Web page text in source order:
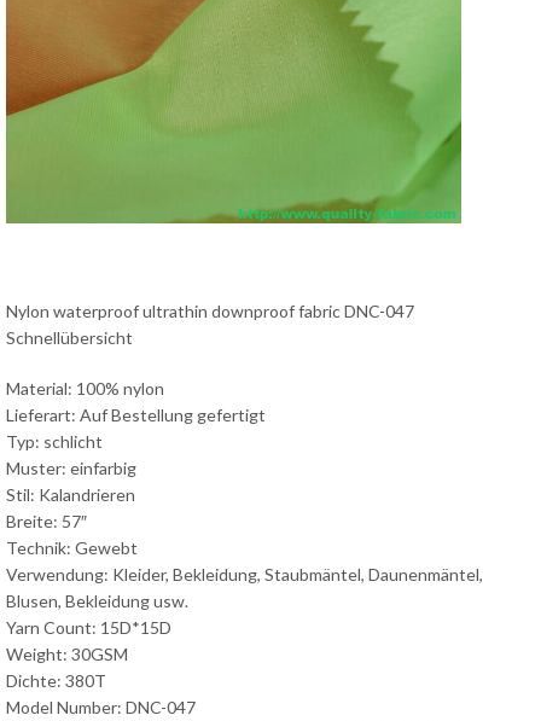
Nylon waterproof ultrathin downproof fabric DNC-047
Schnellübersicht
Material: 100% nylon
Lieferart: Auf Bestellung gefertigt
Typ: schlicht
Muster: einfarbig
Stil: Kalandrieren
Breite: 57″
Technik: Gewebt
Verwendung: Kleider, Bekleidung, Staubmäntel, Daunenmäntel,
Blusen, Bekleidung usw.
Yarn Count: 15D*15D
Weight: 30GSM
Dichte: 380T
Model Number: DNC-047